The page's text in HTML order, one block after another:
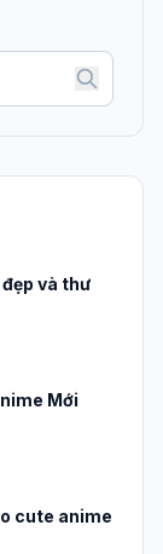
và thư
Mới
cute anime